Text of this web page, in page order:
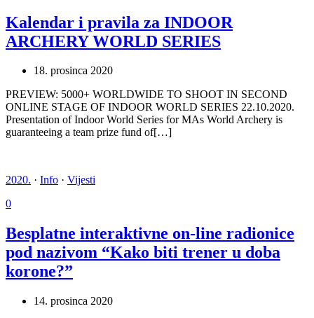
Kalendar i pravila za INDOOR
ARCHERY WORLD SERIES
18. prosinca 2020
PREVIEW: 5000+ WORLDWIDE TO SHOOT IN SECOND
ONLINE STAGE OF INDOOR WORLD SERIES 22.10.2020.
Presentation of Indoor World Series for MAs World Archery is
guaranteeing a team prize fund of[…]
2020. · Info · Vijesti
0
Besplatne interaktivne on-line radionice
pod nazivom “Kako biti trener u doba
korone?”
14. prosinca 2020